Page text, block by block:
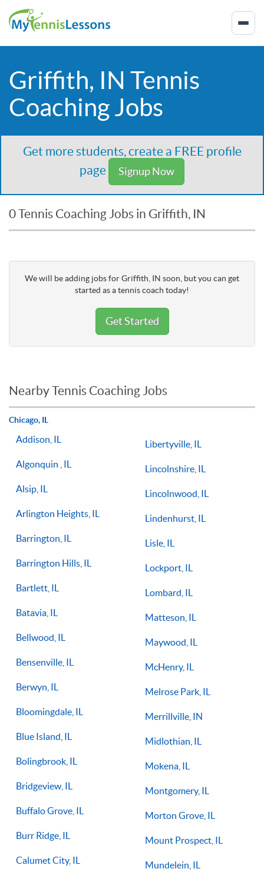
Griffith, IN Tennis
Coaching Jobs
Get more students, create a FREE profile
page
Signup Now
0 Tennis Coaching Jobs in Griffith, IN
We will be adding jobs for Griffith, IN soon, but you can get
started as a tennis coach today!
Get Started
Nearby Tennis Coaching Jobs
Chicago, IL
Addison, IL
Algonquin , IL
Alsip, IL
Arlington Heights, IL
Barrington, IL
Barrington Hills, IL
Bartlett, IL
Batavia, IL
Bellwood, IL
Bensenville, IL
Berwyn, IL
Bloomingdale, IL
Blue Island, IL
Bolingbrook, IL
Bridgeview, IL
Buffalo Grove, IL
Burr Ridge, IL
Calumet City, IL
Libertyville, IL
Lincolnshire, IL
Lincolnwood, IL
Lindenhurst, IL
Lisle, IL
Lockport, IL
Lombard, IL
Matteson, IL
Maywood, IL
McHenry, IL
Melrose Park, IL
Merrillville, IN
Midlothian, IL
Mokena, IL
Montgomery, IL
Morton Grove, IL
Mount Prospect, IL
Mundelein, IL